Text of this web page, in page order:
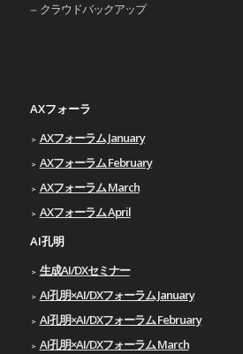
クラウドバックアップ
AXフォーラ
AXフォーラム January
AXフォーラム February
AXフォーラム March
AXフォーラム April
AI孔明
生成AI/DXセミナー
AI孔明×AI/DXフォーラム January
AI孔明×AI/DXフォーラム February
AI孔明×AI/DXフォーラム March